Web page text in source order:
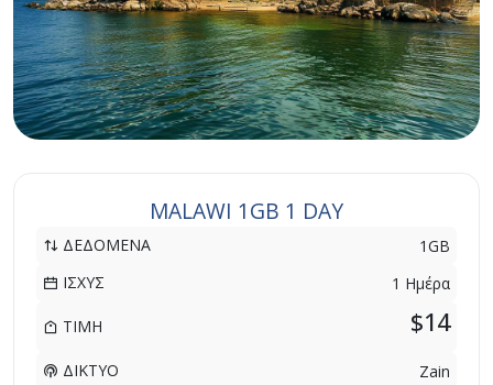
MALAWI 1GB 1 DAY
ΔΕΔΟΜΕΝΑ
1GB
ΙΣΧΥΣ
1 Ημέρα
ΤΙΜΗ $14
ΔΙΚΤΥΟ Zain